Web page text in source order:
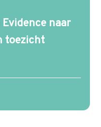
naar
toezicht